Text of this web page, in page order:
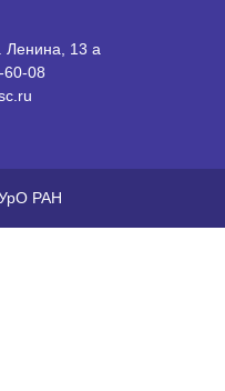
Ленина, 13 а
60-08
РАН